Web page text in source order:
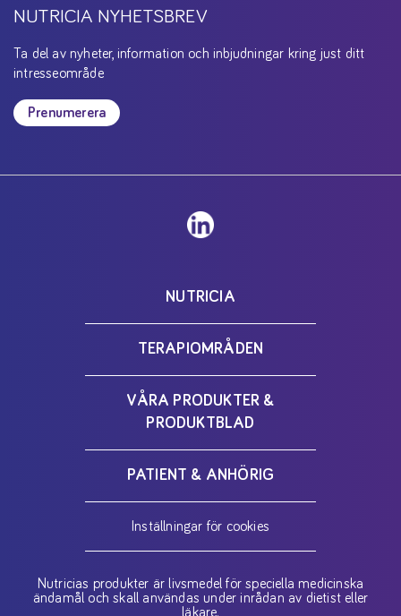
NUTRICIA NYHETSBREV
Ta del av nyheter, information och inbjudningar kring just ditt
intresseområde
Prenumerera
NUTRICIA
TERAPIOMRÅDEN
VÅRA PRODUKTER &
PRODUKTBLAD
PATIENT & ANHÖRIG
Inställningar för cookies
Nutricias produkter är livsmedel för speciella medicinska
ändamål och skall användas under inrådan av dietist eller
läkare.